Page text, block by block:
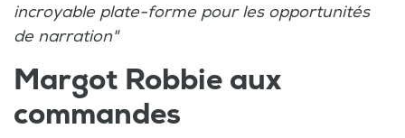
incroyable plate-forme pour les opportunités
de narration"
Margot Robbie aux
commandes